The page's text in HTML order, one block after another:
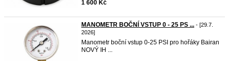
1 600 Kč
MANOMETR BOČNÍ VSTUP 0 - 25 PS ... - [29.7.
2026]
Manometr boční vstup 0-25 PSI pro hořáky Bairan
NOVÝ IH ...